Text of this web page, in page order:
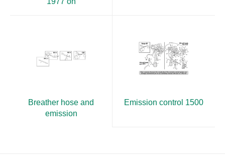
Breather hose and
emission
Emission control 1500